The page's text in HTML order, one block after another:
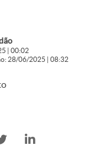
| 00:02
28/06/2025 | 08:32